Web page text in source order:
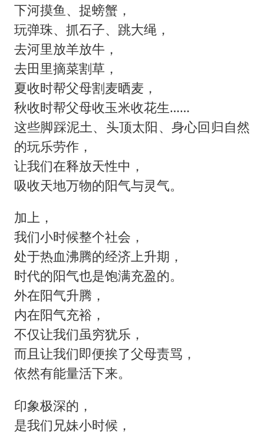
下河摸鱼、捉螃蟹，
玩弹珠、抓石子、跳大绳，
去河里放羊放牛，
去田里摘菜割草，
夏收时帮父母割麦晒麦，
秋收时帮父母收玉米收花生……
这些脚踩泥土、头顶太阳、身心回归自然
的玩乐劳作，
让我们在释放天性中，
吸收天地万物的阳气与灵气。
加上，
我们小时候整个社会，
处于热血沸腾的经济上升期，
时代的阳气也是饱满充盈的。
外在阳气升腾，
内在阳气充裕，
不仅让我们虽穷犹乐，
而且让我们即便挨了父母责骂，
依然有能量活下来。
印象极深的，
是我们兄妹小时候，